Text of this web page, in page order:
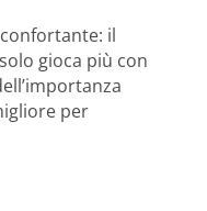
il
gioca più con
per